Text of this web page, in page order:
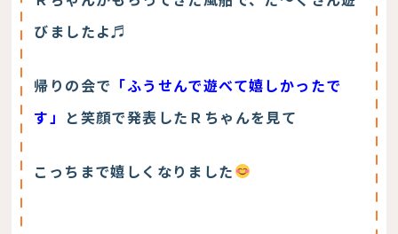
びましたよ♬
帰りの会で 「ふうせんで遊べて嬉しかったで
す」 と笑顔で発表したＲちゃんを見て
こっちまで嬉しくなりました